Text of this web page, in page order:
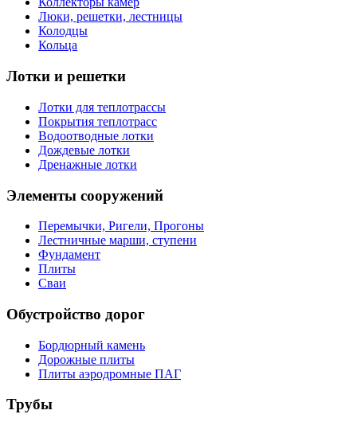
Люки, решетки, лестницы
Колодцы
Кольца
Лотки и решетки
Лотки для теплотрассы
Покрытия теплотрасс
Водоотводные лотки
Дождевые лотки
Дренажные лотки
Элементы сооружений
Перемычки, Ригели, Прогоны
Лестничные марши, ступени
Фундамент
Плиты
Сваи
Обустройство дорог
Бордюрный камень
Дорожные плиты
Плиты аэродромные ПАГ
Трубы